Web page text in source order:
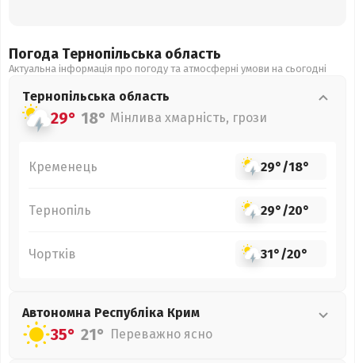
Погода Тернопільська область
Актуальна інформація про погоду та атмосферні умови на сьогодні
Тернопільська область
29° 18° Мінлива хмарність, грози
Кременець 29°/18°
Тернопіль 29°/20°
Чортків 31°/20°
Автономна Республіка Крим
35° 21° Переважно ясно